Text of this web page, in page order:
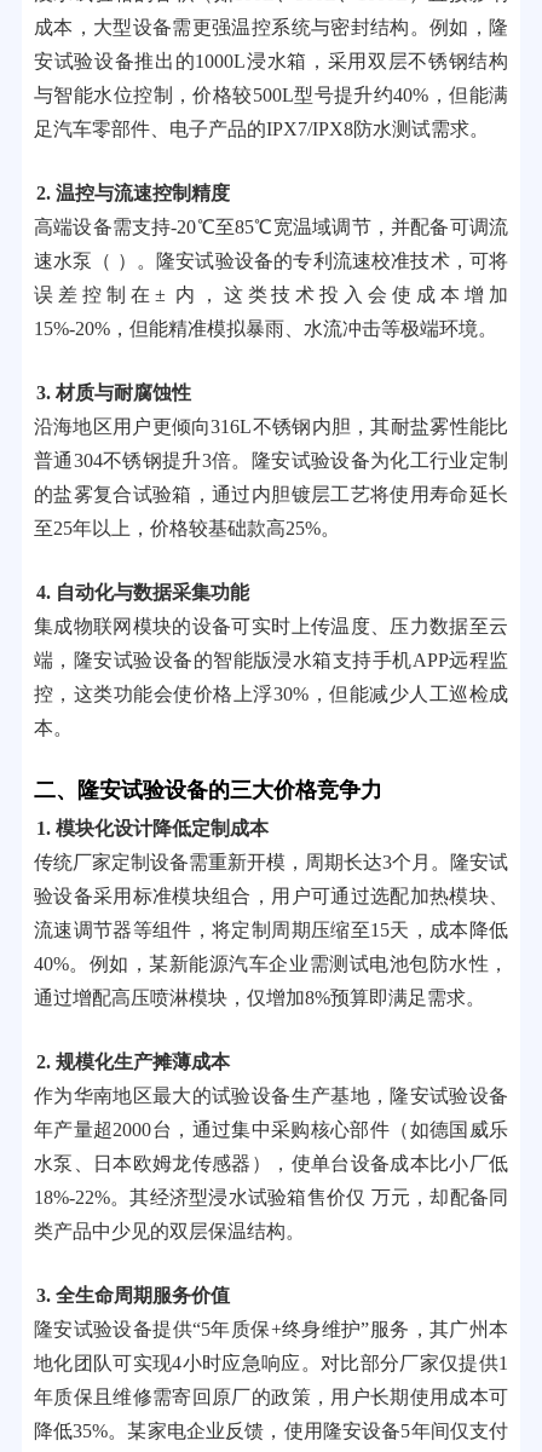
成本，大型设备需更强温控系统与密封结构。例如，隆
安试验设备推出的1000L浸水箱，采用双层不锈钢结构
与智能水位控制，价格较500L型号提升约40%，但能满
足汽车零部件、电子产品的IPX7/IPX8防水测试需求。
2. 温控与流速控制精度
高端设备需支持-20℃至85℃宽温域调节，并配备可调流
速水泵（ ）。隆安试验设备的专利流速校准技术，可将
误差控制在± 内，这类技术投入会使成本增加
15%-20%，但能精准模拟暴雨、水流冲击等极端环境。
3. 材质与耐腐蚀性
沿海地区用户更倾向316L不锈钢内胆，其耐盐雾性能比
普通304不锈钢提升3倍。隆安试验设备为化工行业定制
的盐雾复合试验箱，通过内胆镀层工艺将使用寿命延长
至25年以上，价格较基础款高25%。
4. 自动化与数据采集功能
集成物联网模块的设备可实时上传温度、压力数据至云
端，隆安试验设备的智能版浸水箱支持手机APP远程监
控，这类功能会使价格上浮30%，但能减少人工巡检成
本。
二、隆安试验设备的三大价格竞争力
1. 模块化设计降低定制成本
传统厂家定制设备需重新开模，周期长达3个月。隆安试
验设备采用标准模块组合，用户可通过选配加热模块、
流速调节器等组件，将定制周期压缩至15天，成本降低
40%。例如，某新能源汽车企业需测试电池包防水性，
通过增配高压喷淋模块，仅增加8%预算即满足需求。
2. 规模化生产摊薄成本
作为华南地区最大的试验设备生产基地，隆安试验设备
年产量超2000台，通过集中采购核心部件（如德国威乐
水泵、日本欧姆龙传感器），使单台设备成本比小厂低
18%-22%。其经济型浸水试验箱售价仅 万元，却配备同
类产品中少见的双层保温结构。
3. 全生命周期服务价值
隆安试验设备提供“5年质保+终身维护”服务，其广州本
地化团队可实现4小时应急响应。对比部分厂家仅提供1
年质保且维修需寄回原厂的政策，用户长期使用成本可
降低35%。某家电企业反馈，使用隆安设备5年间仅支付